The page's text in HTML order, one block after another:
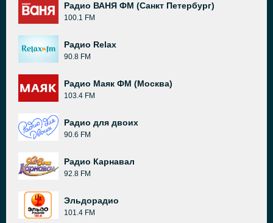
Радио ВАНЯ ФМ (Санкт Петербург)
100.1 FM
Радио Relax
90.8 FM
Радио Маяк ФМ (Москва)
103.4 FM
Радио для двоих
90.6 FM
Радио Карнавал
92.8 FM
Эльдорадио
101.4 FM